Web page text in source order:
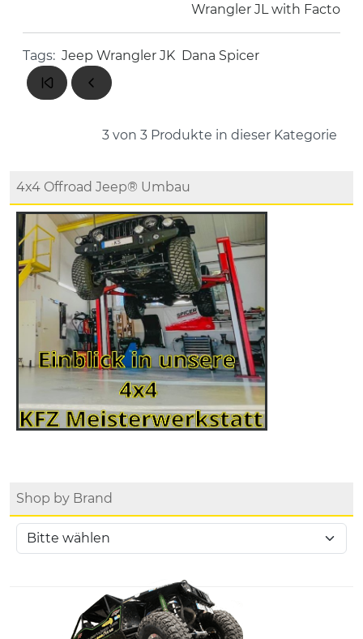
Wrangler JL with Facto
Tags: Jeep Wrangler JK Dana Spicer
3 von 3 Produkte in dieser Kategorie
4x4 Offroad Jeep® Umbau
Shop by Brand